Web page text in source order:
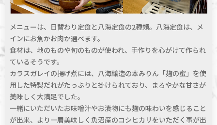
メニューは、日替わり定食と八海定食の2種類。八海定食は、メ
インにお魚かお肉か選べます。
食材は、地のものや旬のものが使われ、手作りを心がけて作られ
ているそうです。
カラスガレイの揚げ煮には、八海醸造の本みりん「麹の蜜」を使
用した特製だれがたっぷりと掛けられており、まろやかな甘さが
美味しく大満足でした。
一緒にいただいたお味噌汁やお漬物にも麹の味わいを感じること
が出来、より一層美味しく魚沼産のコシヒカリをいただく事が出